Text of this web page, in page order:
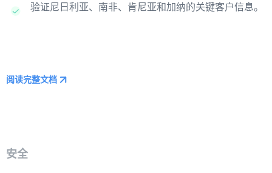
验证尼日利亚、南非、肯尼亚和加纳的关键客户信息。
阅读完整文档
安全